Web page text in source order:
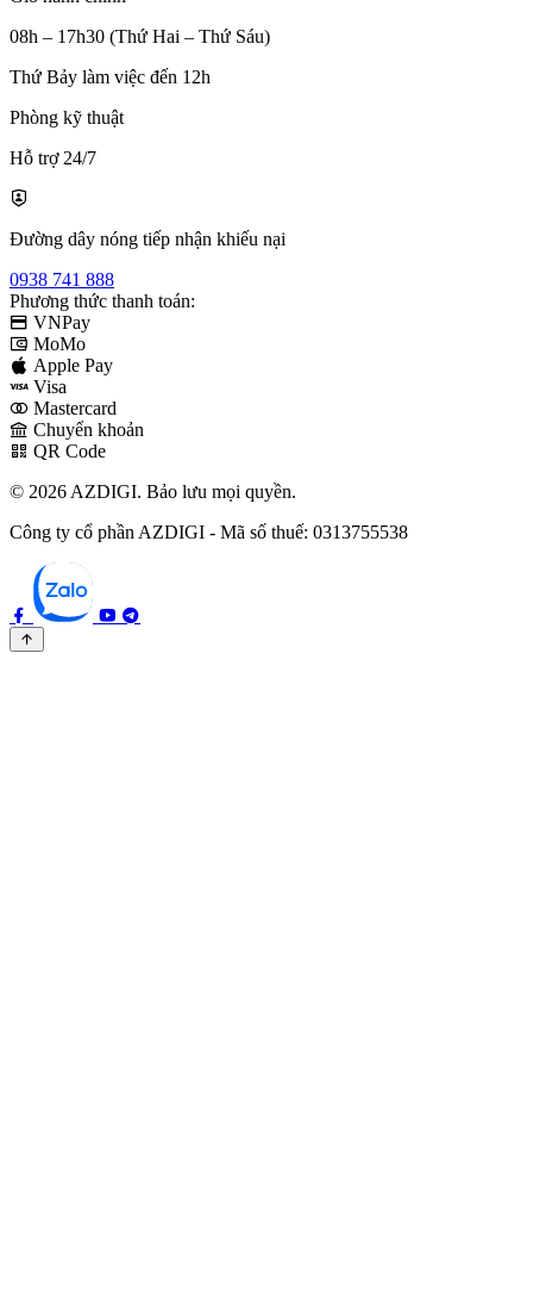
08h – 17h30 (Thứ Hai – Thứ Sáu)
Thứ Bảy làm việc đến 12h
Phòng kỹ thuật
Hỗ trợ 24/7
Đường dây nóng tiếp nhận khiếu nại
0938 741 888
Phương thức thanh toán:
VNPay
MoMo
Apple Pay
Visa
Mastercard
Chuyển khoản
QR Code
© 2026 AZDIGI. Bảo lưu mọi quyền.
Công ty cổ phần AZDIGI - Mã số thuế: 0313755538